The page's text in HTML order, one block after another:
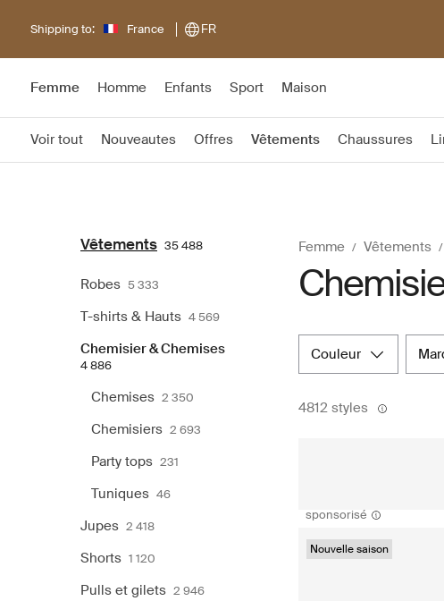
Shipping to: France FR
Femme Homme Enfants Sport Maison
Voir tout Nouveautes Offres Vêtements Chaussures
Vêtements 35 488
Robes 5 333
T-shirts & Hauts 4 569
Chemisier & Chemises
4 886
Chemises 2 350
Chemisiers 2 693
Party tops 231
Tuniques 46
Jupes 2 418
Shorts 1 120
Pulls et gilets 2 946
Femme Vêtements
couleur
4812 styles
sponsorisé
Nouvelle saison